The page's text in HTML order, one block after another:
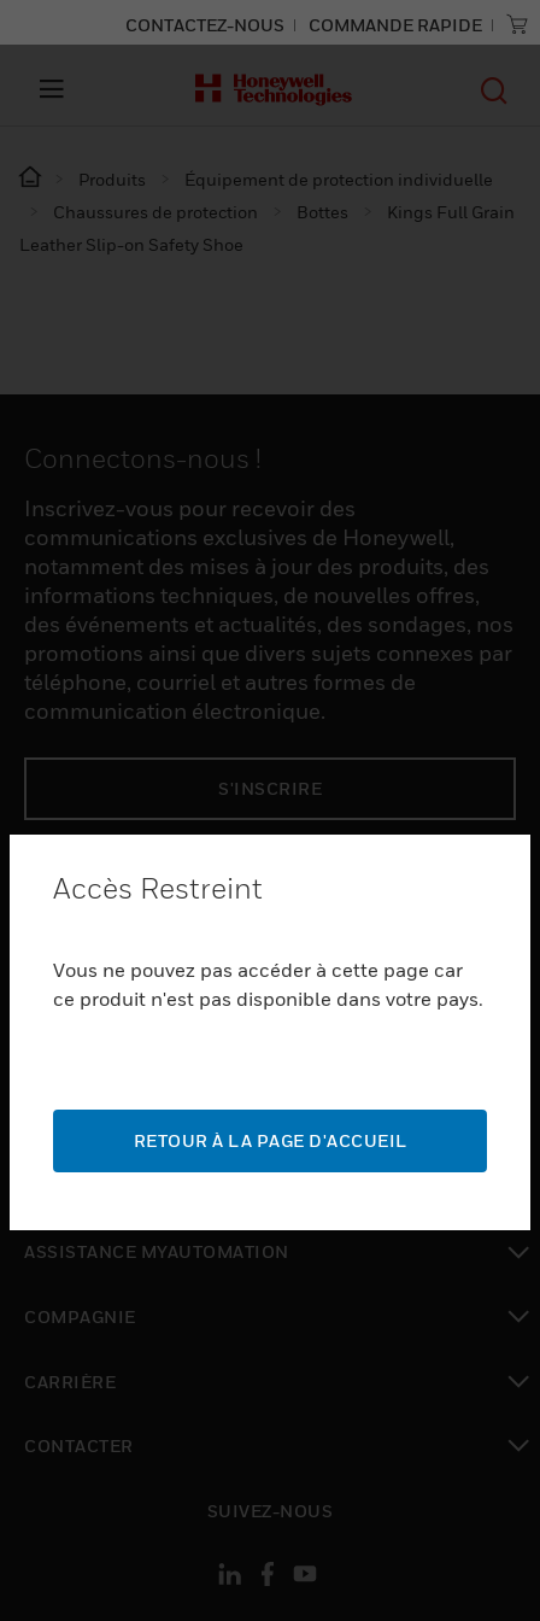
CONTACTEZ-NOUS COMMANDE RAPIDE
Produits
Équipement de protection individuelle
Chaussures de protection
Bottes
Kings Full Grain
Leather Slip-on Safety Shoe
Connectons-nous !
Inscrivez-vous pour recevoir des
communications exclusives de Honeywell,
notamment des mises à jour des produits, des
informations techniques, de nouvelles offres,
des événements et actualités, des sondages, nos
promotions ainsi que divers sujets connexes par
téléphone, courriel et autres formes de
communication électronique.
S'INSCRIRE
toggle view
SERVICES
toggle view
toggle view
toggle view
ASSISTANCE MYAUTOMATION
COMPAGNIE
CARRIÈRE
CONTACTER
SUIVEZ-NOUS
Accès Restreint
Vous ne pouvez pas accéder à cette page car
ce produit n'est pas disponible dans votre pays.
RETOUR À LA PAGE D'ACCUEIL